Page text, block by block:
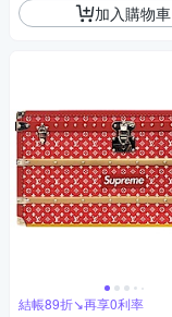
加入購物車
結帳89折↘再享0利率